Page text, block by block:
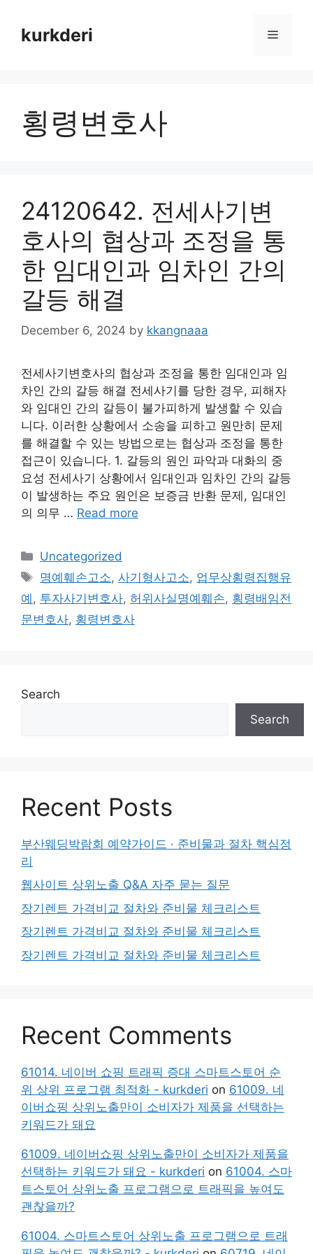
contentkurkderi Menu
횡령변호사
24120642. 전세사기변
호사의 협상과 조정을 통
한 임대인과 임차인 간의
갈등 해결
December 6, 2024 by kkangnaaa
전세사기변호사의 협상과 조정을 통한 임대인과 임
차인 간의 갈등 해결 전세사기를 당한 경우, 피해자
와 임대인 간의 갈등이 불가피하게 발생할 수 있습
니다. 이러한 상황에서 소송을 피하고 원만히 문제
를 해결할 수 있는 방법으로는 협상과 조정을 통한
접근이 있습니다. 1. 갈등의 원인 파악과 대화의 중
요성 전세사기 상황에서 임대인과 임차인 간의 갈등
이 발생하는 주요 원인은 보증금 반환 문제, 임대인
의 의무 … Read more
Categories
Uncategorized
Tags
명예훼손고소,사기형사고소, 업무상횡령집행유
예 , 투자사기변호사, 허위사실명예훼손, 횡령배임전
문변호사, 횡령변호사
Search
Search
Recent Posts
부산웨딩박람회 예약가이드 · 준비물과 절차 핵심정
리
웹사이트 상위노출 Q&A 자주 묻는 질문
장기렌트 가격비교 절차와 준비물 체크리스트
장기렌트 가격비교 절차와 준비물 체크리스트
장기렌트 가격비교 절차와 준비물 체크리스트
Recent Comments
61014. 네이버 쇼핑 트래픽 증대 스마트스토어 순
위 상위 프로그램 최적화 - kurkderi on 61009. 네
이버쇼핑 상위노출만이 소비자가 제품을 선택하는
키워드가 돼요
61009. 네이버쇼핑 상위노출만이 소비자가 제품을
선택하는 키워드가 돼요 - kurkderi on 61004. 스마
트스토어 상위노출 프로그램으로 트래픽을 높여도
괜찮을까?
61004. 스마트스토어 상위노출 프로그램으로 트래